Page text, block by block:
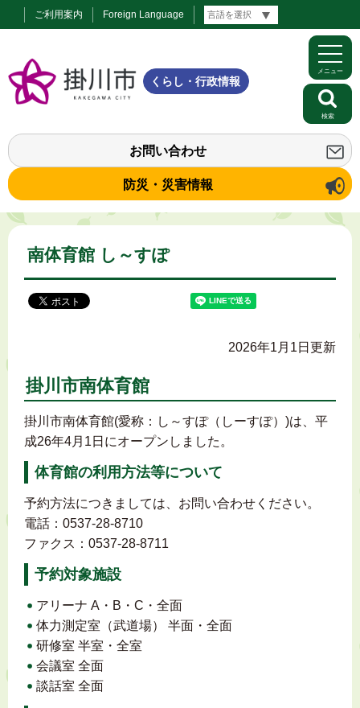
ご利用案内 Foreign Language
くらし・行政情報
お問い合わせ
防災・災害情報
メニュー
検索
南体育館 し～すぽ
2026年1月1日更新
掛川市南体育館
掛川市南体育館(愛称：し～すぽ（しーすぽ）)は、平
成26年4月1日にオープンしました。
体育館の利用方法等について
予約方法につきましては、お問い合わせください。
電話：0537-28-8710
ファクス：0537-28-8711
予約対象施設
アリーナ A・B・C・全面
体力測定室（武道場） 半面・全面
研修室 半室・全室
会議室 全面
談話室 全面